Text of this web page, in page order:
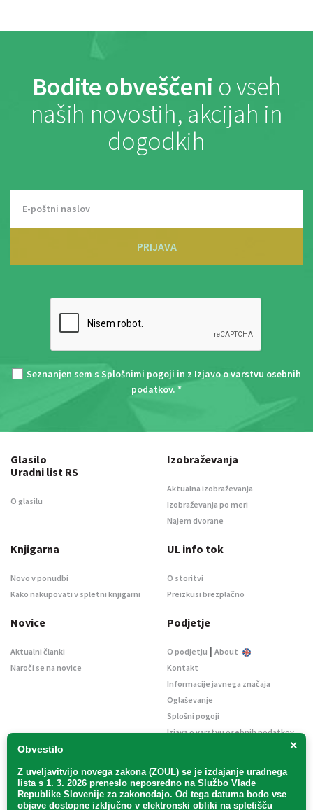
Bodite obveščeni o vseh
naših novostih, akcijah in
dogodkih
PRIJAVA
Seznanjen sem s Splošnimi pogoji in z Izjavo o varstvu osebnih
podatkov. *
×
Obvestilo
Z uveljavitvijo novega zakona (ZOUL) se je izdajanje uradnega
lista s 1. 3. 2026 preneslo neposredno na Službo Vlade
Republike Slovenije za zakonodajo. Od tega datuma bodo vse
objave dostopne izključno v elektronski obliki na spletišču
Glasilo
Uradni list RS
O glasilu
Izobraževanja
Aktualna izobraževanja
Izobraževanja po meri
Najem dvorane
Knjigarna
Novo v ponudbi
Kako nakupovati v spletni knjigarni
UL info tok
O storitvi
Preizkusi brezplačno
Novice
Aktualni članki
Naroči se na novice
Podjetje
O podjetju | About
Kontakt
Informacije javnega značaja
Oglaševanje
Splošni pogoji
Izjava o varstvu osebnih podatkov